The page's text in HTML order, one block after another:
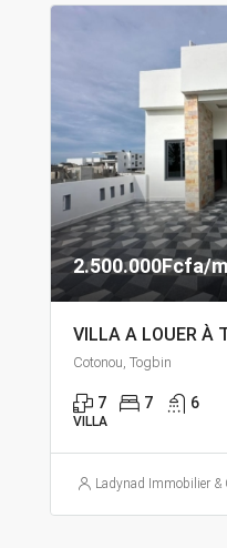
2.500.000Fcfa/
VILLA A LOUER À
Cotonou, Togbin
7 7 6
VILLA
Ladynad Immobilier &